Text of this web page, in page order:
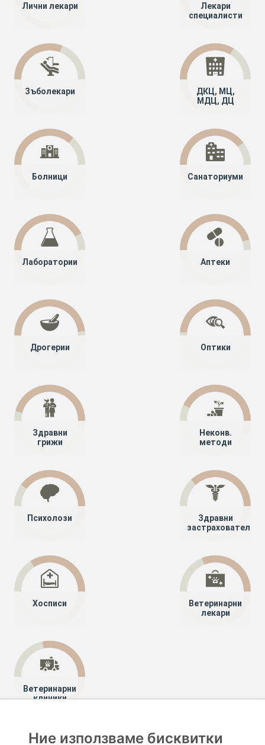
Лични лекари
Лекари
специалисти
Зъболекари
ДКЦ, МЦ,
МДЦ, ДЦ
Болници Санаториуми
Лаборатории Аптеки
Дрогерии Оптики
Здравни
грижи
Неконв.
методи
Психолози
Здравни
застрахователи
Хосписи
Ветеринарни
лекари
Ветеринарни
клиники
Специалисти
Ние използваме бисквитки